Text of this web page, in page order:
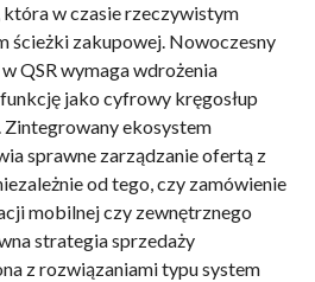
w czasie rzeczywistym
ścieżki zakupowej. Nowoczesny
QSR wymaga wdrożenia
jako cyfrowy kręgosłup
ekosystem
sprawne zarządzanie ofertą z
od tego, czy zamówienie
mobilnej czy zewnętrznego
strategia sprzedaży
z rozwiązaniami typu system